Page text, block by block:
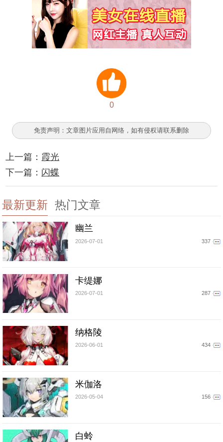
0
免责声明：文章图片应用自网络，如有侵权请联系删除
上一篇： 霞光
下一篇： 闪蝶
最新更新 热门文章
幽兰
2026-07-01 337
卡缇娜
2026-07-01 287
纳格陵
2026-06-01 434
米伽洛
2026-05-04 156
白蛉